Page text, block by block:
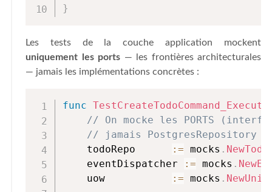
}
Les tests de la couche application mockent
uniquement les ports — les frontières architecturales
— jamais les implémentations concrètes :
func TestCreateTodoCommand_Execute
// On mocke les PORTS
// jamais PostgresRepository
    todoRepo
:= mocks .
    eventDispatcher
:= mocks .
    uow
:= mocks .